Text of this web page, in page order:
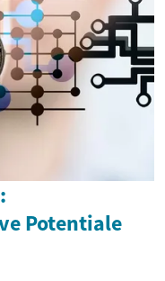
Potentiale